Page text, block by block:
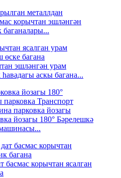
металлдан
корычтан эшләнгән
эшләнгән урам
аскы багана...
йозагы 180° Бәрелешкә
басмас корычтан ясалган